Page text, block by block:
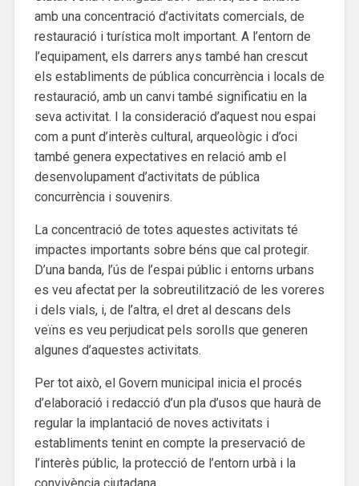
amb una concentració d’activitats comercials, de
restauració i turística molt important. A l’entorn de
l’equipament, els darrers anys també han crescut
els establiments de pública concurrència i locals de
restauració, amb un canvi també significatiu en la
seva activitat. I la consideració d’aquest nou espai
com a punt d’interès cultural, arqueològic i d’oci
també genera expectatives en relació amb el
desenvolupament d’activitats de pública
concurrència i souvenirs.
La concentració de totes aquestes activitats té
impactes importants sobre béns que cal protegir.
D’una banda, l’ús de l’espai públic i entorns urbans
es veu afectat per la sobreutilització de les voreres
i dels vials, i, de l’altra, el dret al descans dels
veïns es veu perjudicat pels sorolls que generen
algunes d’aquestes activitats.
Per tot això, el Govern municipal inicia el procés
d’elaboració i redacció d’un pla d’usos que haurà de
regular la implantació de noves activitats i
establiments tenint en compte la preservació de
l’interès públic, la protecció de l’entorn urbà i la
convivència ciutadana.